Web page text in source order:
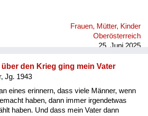
Frauen, Mütter, Kinder
Oberösterreich
25. Juni 2025
den Krieg ging mein Vater
Jg. 1943
eines erinnern, dass viele Männer, wenn
haben, dann immer irgendetwas
haben. Und dass mein Vater dann